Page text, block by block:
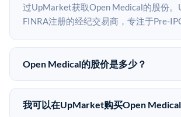
过UpMarket获取Open Medical的股份
FINRA注册的经纪交易商，专注于Pre-
Open Medical的股价是多少？
Open Medical没有公开股价，因为它是
最近的已知股价来自其最近一轮融资。
我可以在UpMarket购买Open